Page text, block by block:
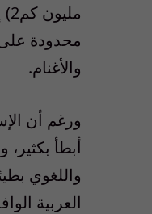
والأغنام.
ورغم أن
أبطأ
واللغوي
العربية